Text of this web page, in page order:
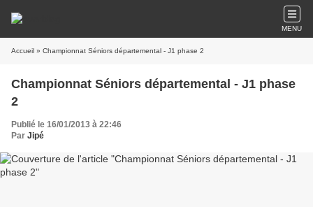
MENU
Accueil » Championnat Séniors départemental - J1 phase 2
Championnat Séniors départemental - J1 phase
2
Publié le 16/01/2013 à 22:46
Par Jipé